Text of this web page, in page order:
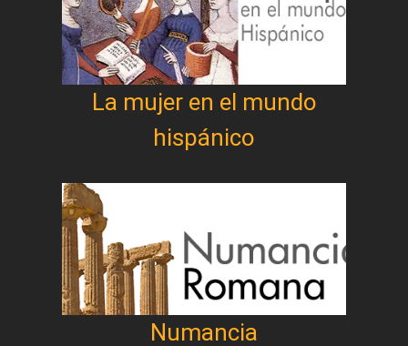
La mujer en el mundo
hispánico
Numancia